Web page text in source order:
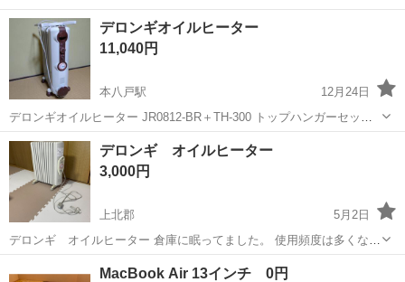
デロンギオイルヒーター
11,040円
本八戸駅
12月24日
デロンギオイルヒーター JR0812-BR＋TH-300 トップハンガーセット
1200W 使用年数3年 赤ちゃんの時使用 大きくなったので出品します
引取りに来れる方希望 #オイルヒーター #デロンギ #暖房 #暖...
青森 八戸市 本八戸駅 季節、空調家電
デロンギ オイルヒーター
3,000円
上北郡
5月2日
デロンギ オイルヒーター 倉庫に眠ってました。 使用頻度は多くない
ですが、樹脂部分色褪せあります。
MacBook Air 13インチ 0円